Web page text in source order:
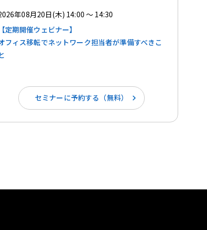
年08月20日(木) 14:00 ～ 14:30
【定期開催ウェビナー】
フィス移転でネットワーク担当者が準備すべきこ
セミナーに予約する（無料）